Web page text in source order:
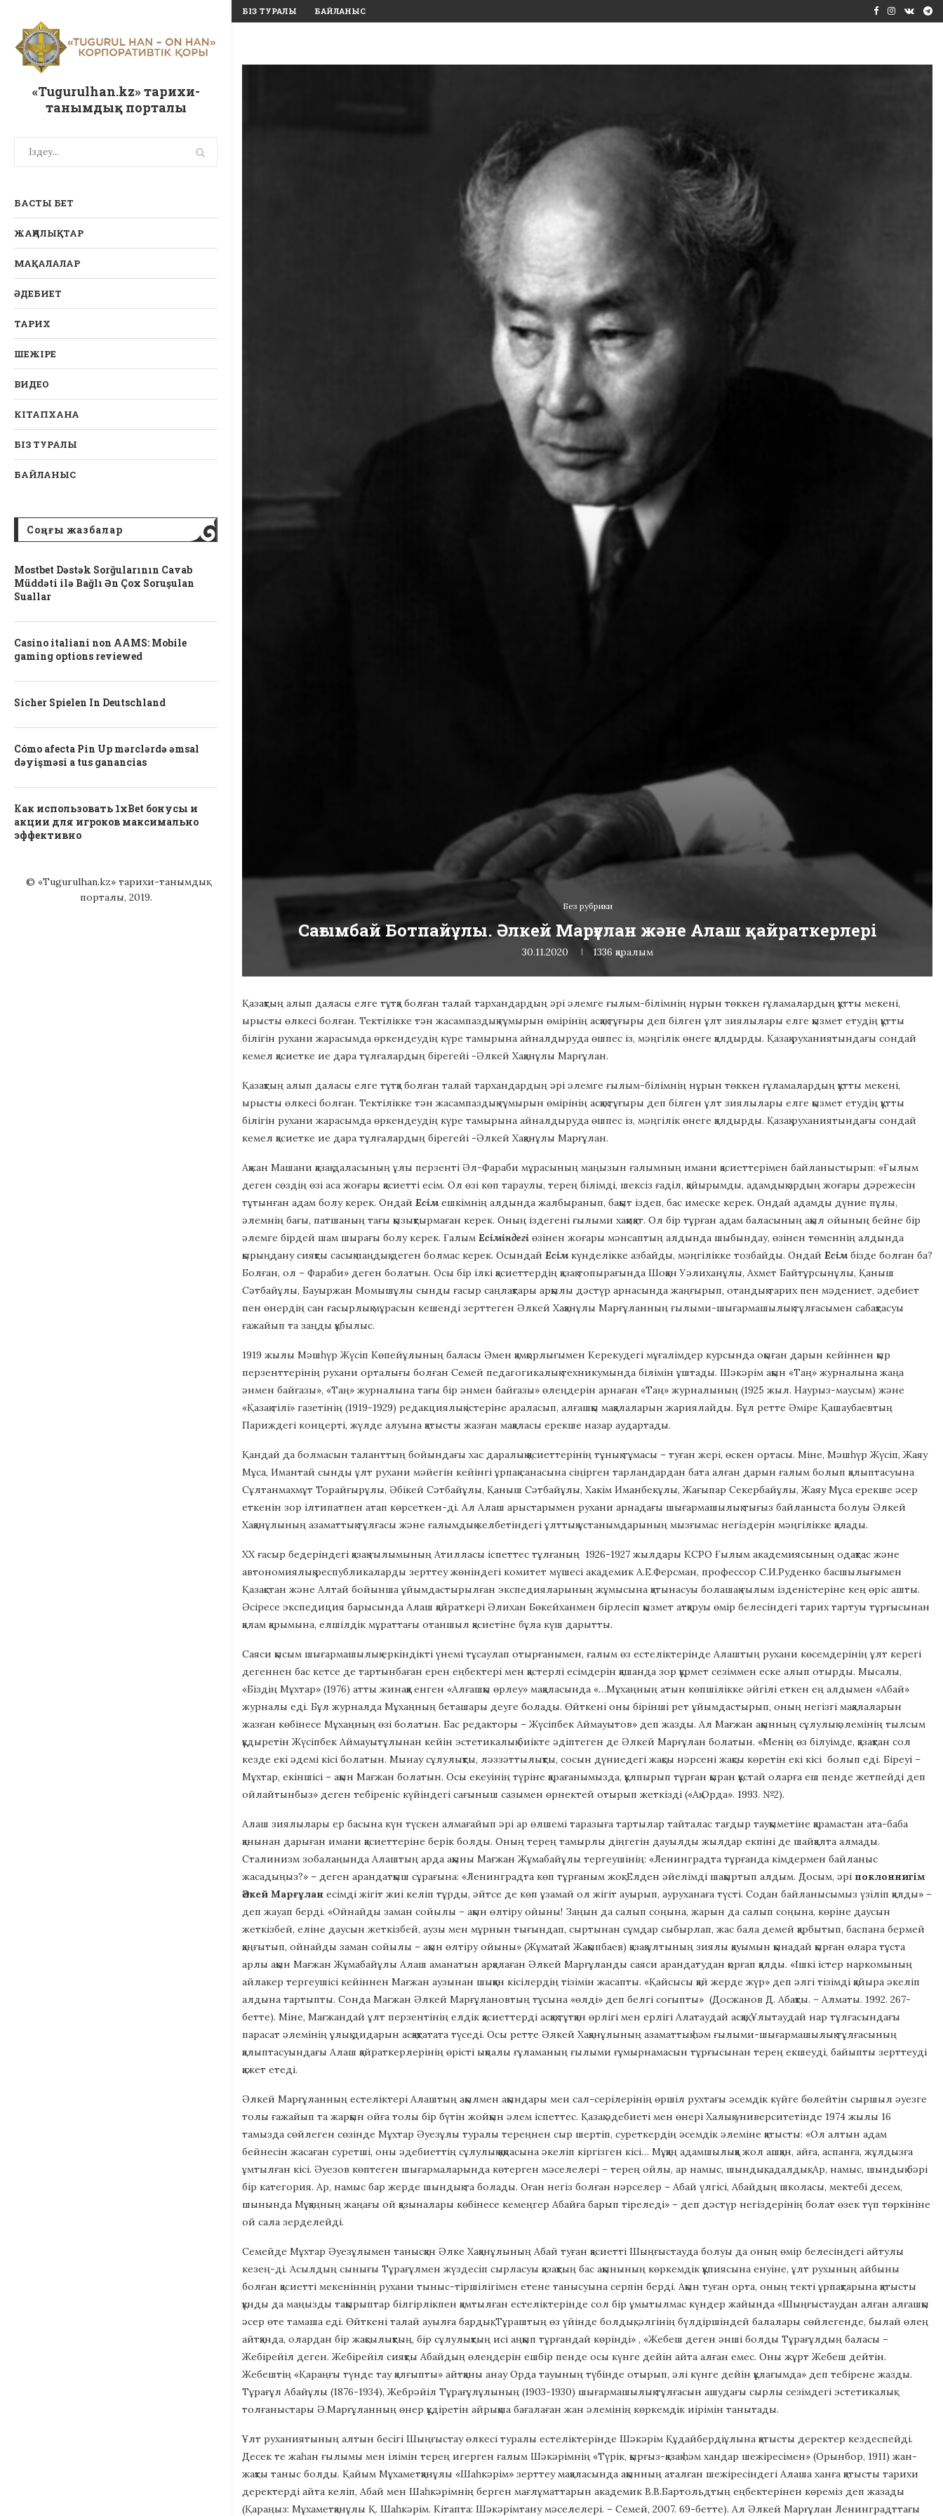
«Tugurulhan.kz» тарихи-
танымдық порталы
БАСТЫ БЕТ
ЖАҢАЛЫҚТАР
МАҚАЛАЛАР
ӘДЕБИЕТ
ТАРИХ
ШЕЖІРЕ
ВИДЕО
КІТАПХАНА
БІЗ ТУРАЛЫ
БАЙЛАНЫС
Соңғы жазбалар
Mostbet Dəstək Sorğularının Cavab
Müddəti ilə Bağlı Ən Çox Soruşulan
Suallar
Casino italiani non AAMS: Mobile
gaming options reviewed
Sicher Spielen In Deutschland
Cómo afecta Pin Up mərclərdə əmsal
dəyişməsi a tus ganancias
Как использовать 1xBet бонусы и
акции для игроков максимально
эффективно
© «Tugurulhan.kz» тарихи-танымдық
порталы, 2019.
БІЗ ТУРАЛЫ БАЙЛАНЫС
Без рубрики
Сағымбай Ботпайұлы. Әлкей Марғұлан және Алаш қайраткерлері
30.11.2020 1336 қаралым
Қазақтың алып даласы елге тұтқа болған талай тархандардың әрі әлемге ғылым-білімнің нұрын төккен ғұламалардың құтты мекені,
ырысты өлкесі болған. Тектілікке тән жасампаздық ғұмырын өмірінің асқақ тұғыры деп білген ұлт зиялылары елге қызмет етудің құтты
білігін рухани жарасымда өркендеудің күре тамырына айналдыруда өшпес із, мәңгілік өнеге қалдырды. Қазақ руханиятындағы сондай
кемел қасиетке ие дара тұлғалардың бірегейі -Әлкей Хақанұлы Марғұлан.
Қазақтың алып даласы елге тұтқа болған талай тархандардың әрі әлемге ғылым-білімнің нұрын төккен ғұламалардың құтты мекені,
ырысты өлкесі болған. Тектілікке тән жасампаздық ғұмырын өмірінің асқақ тұғыры деп білген ұлт зиялылары елге қызмет етудің құтты
білігін рухани жарасымда өркендеудің күре тамырына айналдыруда өшпес із, мәңгілік өнеге қалдырды. Қазақ руханиятындағы сондай
кемел қасиетке ие дара тұлғалардың бірегейі -Әлкей Хақанұлы Марғұлан.
Ақжан Машани қазақ даласының ұлы перзенті Әл-Фараби мұрасының маңызын ғалымның имани қасиеттерімен байланыстырып: «Ғылым
деген сөздің өзі аса жоғары қасиетті есім. Ол өзі көп тараулы, терең білімді, шексіз ғаділ, қайырымды, адамдық ардың жоғары дәрежесін
тұтынған адам болу керек. Ондай Есім ешкімнің алдында жалбыранып, бақыт іздеп, бас имеске керек. Ондай адамды дүние пұлы,
әлемнің бағы, патшаның тағы қызықтырмаған керек. Оның іздегені ғылыми хақиқат. Ол бір тұрған адам баласының ақыл ойының бейне бір
әлемге бірдей шам шырағы болу керек. Ғалым Есіміндегі өзінен жоғары мәнсаптың алдында шыбындау, өзінен төменнің алдында
қырыңдану сияқты сасық паңдық деген болмас керек. Осындай Есім күнделікке азбайды, мәңгілікке тозбайды. Ондай Есім бізде болған ба?
Болған, ол – Фараби» деген болатын. Осы бір ілкі қасиеттердің қазақ топырағында Шоқан Уәлиханұлы, Ахмет Байтұрсынұлы, Қаныш
Сәтбайұлы, Бауыржан Момышұлы сынды ғасыр саңлақтары арқылы дәстүр арнасында жаңғырып, отандық тарих пен мәдениет, әдебиет
пен өнердің сан ғасырлық мұрасын кешенді зерттеген Әлкей Хақанұлы Марғұланның ғылыми-шығармашылық тұлғасымен сабақтасуы
ғажайып та заңды құбылыс.
1919 жылы Мәшһүр Жүсіп Көпейұлының баласы Әмен қамқорлығымен Керекудегі мұғалімдер курсында оқыған дарын кейіннен қыр
перзенттерінің рухани орталығы болған Семей педагогикалық техникумында білімін ұштады. Шәкәрім ақын «Таң» журналына жаңа
әнмен байғазы», «Таң» журналына тағы бір әнмен байғазы» өлеңдерін арнаған «Таң» журналының (1925 жыл. Наурыз-маусым) және
«Қазақ тілі» газетінің (1919-1929) редакциялық істеріне араласып, алғашқы мақалаларын жариялайды. Бұл ретте Әміре Қашаубаевтың
Париждегі концерті, жүлде алуына қатысты жазған мақаласы ерекше назар аудартады.
Қандай да болмасын таланттың бойындағы хас даралық қасиеттерінің тұнық тұмасы – туған жері, өскен ортасы. Міне, Мәшһүр Жүсіп, Жаяу
Мұса, Имантай сынды ұлт рухани мәйегін кейінгі ұрпақ санасына сіңірген тарландардан бата алған дарын ғалым болып қалыптасуына
Сұлтанмахмұт Торайғырұлы, Әбікей Сәтбайұлы, Қаныш Сәтбайұлы, Хакім Иманбекұлы, Жағыпар Секербайұлы, Жаяу Мұса ерекше әсер
еткенін зор ілтипатпен атап көрсеткен-ді. Ал Алаш арыстарымен рухани арнадағы шығармашылық тығыз байланыста болуы Әлкей
Хақанұлының азаматтық тұлғасы және ғалымдық келбетіндегі ұлттық ұстанымдарының мызғымас негіздерін мәңгілікке қалады.
ХХ ғасыр бедеріндегі қазақ ғылымының Атилласы іспеттес тұлғаның 1926-1927 жылдары КСРО Ғылым академиясының одақтас және
автономиялық республикаларды зерттеу жөніндегі комитет мүшесі академик А.Е.Ферсман, профессор С.И.Руденко басшылығымен
Қазақстан және Алтай бойынша ұйымдастырылған экспедияларының жұмысына қатынасуы болашақ ғылым ізденістеріне кең өріс ашты.
Әсіресе экспедиция барысында Алаш қайраткері Әлихан Бөкейханмен бірлесіп қызмет атқаруы өмір белесіндегі тарих тартуы тұрғысынан
қалам қарымына, елшілдік мұраттағы отаншыл қасиетіне бұла күш дарытты.
Саяси қысым шығармашылық еркіндікті үнемі тұсаулап отырғанымен, ғалым өз естеліктерінде Алаштың рухани көсемдерінің ұлт керегі
дегеннен бас кетсе де тартынбаған ерен еңбектері мен қастерлі есімдерін қашанда зор құрмет сезіммен еске алып отырды. Мысалы,
«Біздің Мұхтар» (1976) атты жинаққа енген «Алғашқы өрлеу» мақаласында «…Мұхаңның атын көпшілікке әйгілі еткен ең алдымен «Абай»
журналы еді. Бұл журналда Мұхаңның беташары деуге болады. Өйткені оны бірінші рет ұйымдастырып, оның негізгі мақалаларын
жазған көбінесе Мұхаңның өзі болатын. Бас редакторы – Жүсіпбек Аймауытов» деп жазды. Ал Мағжан ақынның сұлулық әлемінің тылсым
құдыретін Жүсіпбек Аймауытұлынан кейін эстетикалық биікте әдіптеген де Әлкей Марғұлан болатын. «Менің өз білуімде, қазақтан сол
кезде екі әдемі кісі болатын. Мынау сұлулықты, ләззәттылықты, сосын дүниедегі жақсы нәрсені жақсы көретін екі кісі болып еді. Біреуі –
Мұхтар, екіншісі – ақын Мағжан болатын. Осы екеуінің түріне қарағанымызда, құлпырып тұрған қыран құстай оларға еш пенде жетпейді деп
ойлайтынбыз» деген тебіреніс күйіндегі сағыныш сазымен өрнектей отырып жеткізді («Ақ Орда». 1993. №2).
Алаш зиялылары ер басына күн түскен алмағайып әрі ар өлшемі таразыға тартылар тайталас тағдыр тауқыметіне қарамастан ата-баба
қанынан дарыған имани қасиеттеріне берік болды. Оның терең тамырлы діңгегін дауылды жылдар екпіні де шайқалта алмады.
Сталинизм зобалаңында Алаштың арда ақыны Мағжан Жұмабайұлы тергеушінің: «Ленинградта тұрғанда кімдермен байланыс
жасадыңыз?» – деген арандатқыш сұрағына: «Ленинградта көп тұрғаным жоқ. Елден әйелімді шақыртып алдым. Досым, әрі поклоннигім
Әлкей Марғұлан есімді жігіт жиі келіп тұрды, әйтсе де көп ұзамай ол жігіт ауырып, ауруханаға түсті. Содан байланысымыз үзіліп қалды» –
деп жауап берді. «Ойнайды заман сойылы – ақын өлтіру ойыны! Заңын да салып соңына, жарын да салып соңына, көріне даусын
жеткізбей, еліне даусын жеткізбей, аузы мен мұрнын тығындап, сыртынан сұмдар сыбырлап, жас бала демей қарбытып, баспана бермей
қаңғытып, ойнайды заман сойылы – ақын өлтіру ойыны» (Жұматай Жақыпбаев) қазақ ұлтының зиялы қауымын қынадай қырған өлара тұста
арлы ақын Мағжан Жұмабайұлы Алаш аманатын арқалаған Әлкей Марғұланды саяси арандатудан қорғап қалды. «Ішкі істер наркомының
айлакер тергеушісі кейіннен Мағжан аузынан шыққан кісілердің тізімін жасапты. «Қайсысы қай жерде жүр» деп әлгі тізімді қайыра әкеліп
алдына тартыпты. Сонда Мағжан Әлкей Марғұлановтың тұсына «өлді» деп белгі соғыпты» (Досжанов Д. Абақты. – Алматы. 1992. 267-
бетте). Міне, Мағжандай ұлт перзентінің елдік қасиеттерді асқақ тұтқан өрлігі мен ерлігі Алатаудай асқақ, Ұлытаудай нар тұлғасындағы
парасат әлемінің ұлық дидарын асқақтатата түседі. Осы ретте Әлкей Хақанұлының азаматтық һәм ғылыми-шығармашылық тұлғасының
қалыптасуындағы Алаш қайраткерлерінің өрісті ықпалы ғұламаның ғылыми ғұмырнамасын тұрғысынан терең екшеуді, байыпты зерттеуді
қажет етеді.
Әлкей Марғұланның естеліктері Алаштың ақылмен ақындары мен сал-серілерінің өршіл рухтағы әсемдік күйге бөлейтін сыршыл әуезге
толы ғажайып та жарқын ойға толы бір бүтін жойқын әлем іспеттес. Қазақ әдебиеті мен өнері Халық университетінде 1974 жылы 16
тамызда сөйлеген сөзінде Мұхтар Әуезұлы туралы тереңнен сыр шертіп, суреткердің әсемдік әлеміне қатысты: «Ол алтын адам
бейнесін жасаған суретші, оны әдебиеттің сұлулық қақпасына әкеліп кіргізген кісі… Мұқаң адамшылыққа жол ашқан, айға, аспанға, жұлдызға
ұмтылған кісі. Әуезов көптеген шығармаларында көтерген мәселелері – терең ойлы, ар намыс, шындық, адалдық. Ар, намыс, шындық бәрі
бір категория. Ар, намыс бар жерде шындық та болады. Оған негіз болған нәрселер – Абай үлгісі, Абайдың школасы, мектебі десем,
шынында Мұқаңның жаңағы ой қазыналары көбінесе кемеңгер Абайға барып тіреледі» – деп дәстүр негіздерінің болат өзек түп төркініне
ой сала зерделейді.
Семейде Мұхтар Әуезұлымен танысқан Әлке Хақанұлының Абай туған қасиетті Шыңғыстауда болуы да оның өмір белесіндегі айтулы
кезең-ді. Асылдың сынығы Тұрағұлмен жүздесіп сырласуы қазақтың бас ақынының көркемдік құпиясына енуіне, ұлт рухының айбыны
болған қасиетті мекеніннің рухани тыныс-тіршілігімен етене танысуына серпін берді. Ақын туған орта, оның текті ұрпақтарына қатысты
құнды да маңызды тақырыптар білгірлікпен қамтылған естеліктерінде сол бір ұмытылмас күндер жайында «Шыңғыстаудан алған алғашқы
әсер өте тамаша еді. Өйткені талай ауылға бардық, Тұраштың өз үйінде болдық, әлгінің бүлдіршіндей балалары сөйлегенде, былай өлең
айтқанда, олардан бір жақсылықтың, бір сұлулықтың исі аңқып тұрғандай көрінді» , «Жебеш деген әнші болды Тұрағұлдың баласы –
Жебірейіл деген. Жебірейіл сияқты Абайдың өлеңдерін ешбір пенде осы күнге дейін айта алған емес. Оны жұрт Жебеш дейтін.
Жебештің «Қараңғы түнде тау қалғыпты» айтқаны анау Орда тауының түбінде отырып, әлі күнге дейін құлағымда» деп тебірене жазды.
Тұрағұл Абайұлы (1876-1934), Жебрәйіл Тұрағұлұлының (1903-1930) шығармашылық тұлғасын ашудағы сырлы сезімдегі эстетикалық
толғаныстары Ә.Марғұланның өнер құдіретін айрықша бағалаған жан әлемінің көркемдік иірімін танытады.
Ұлт руханиятының алтын бесігі Шыңғыстау өлкесі туралы естеліктерінде Шәкәрім Құдайбердіұлына қатысты деректер кездеспейді.
Десек те жаһан ғылымы мен ілімін терең игерген ғалым Шәкәрімнің «Түрік, қырғыз-қазақ һәм хандар шежіресімен» (Орынбор, 1911) жан-
жақты таныс болды. Қайым Мұхаметқанұлы «Шаһкәрім» зерттеу мақаласында ақынның аталған шежіресіндегі Алаша ханға қатысты тарихи
деректерді айта келіп, Абай мен Шаһкәрімнің берген мағлұматтарын академик В.В.Бартольдтың еңбектерінен көреміз деп жазады
(Қараңыз: Мұхаметқанұлы Қ. Шаһкәрім. Кітапта: Шәкәрімтану мәселелері. – Семей, 2007. 69-бетте). Ал Әлкей Марғұлан Ленинградттағы